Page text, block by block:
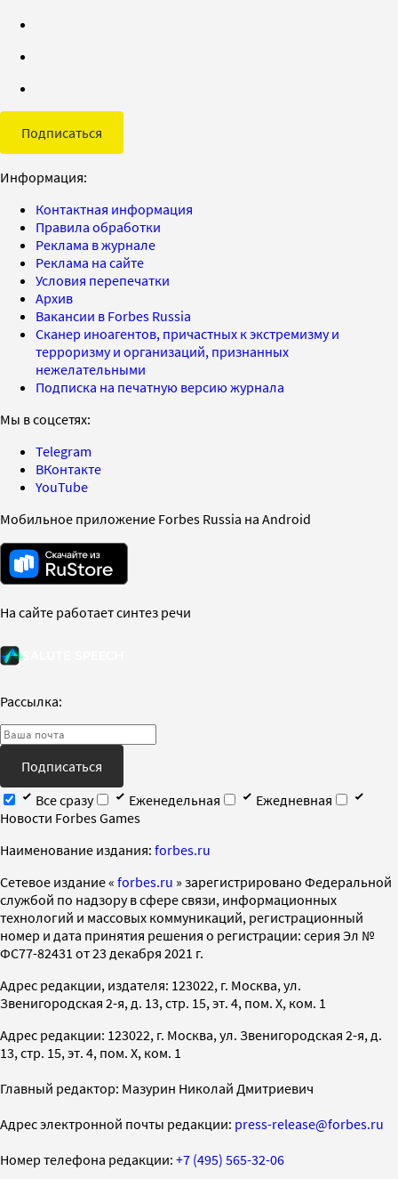
Подписаться
Информация:
Контактная информация
Правила обработки
Реклама в журнале
Реклама на сайте
Условия перепечатки
Архив
Вакансии в Forbes Russia
Сканер иноагентов, причастных к экстремизму и
терроризму и организаций, признанных
нежелательными
Подписка на печатную версию журнала
Мы в соцсетях:
Telegram
ВКонтакте
YouTube
Мобильное приложение Forbes Russia на Android
На сайте работает синтез речи
Рассылка:
Подписаться
Все сразу
Еженедельная
Ежедневная
Новости Forbes Games
Наименование издания: forbes.ru
Cетевое издание « forbes.ru » зарегистрировано Федеральной
службой по надзору в сфере связи, информационных
технологий и массовых коммуникаций, регистрационный
номер и дата принятия решения о регистрации: серия Эл №
ФС77-82431 от 23 декабря 2021 г.
Адрес редакции, издателя: 123022, г. Москва, ул.
Звенигородская 2-я, д. 13, стр. 15, эт. 4, пом. X, ком. 1
Адрес редакции: 123022, г. Москва, ул. Звенигородская 2-я, д.
13, стр. 15, эт. 4, пом. X, ком. 1
Главный редактор: Мазурин Николай Дмитриевич
Адрес электронной почты редакции: press-release@forbes.ru
Номер телефона редакции: +7 (495) 565-32-06